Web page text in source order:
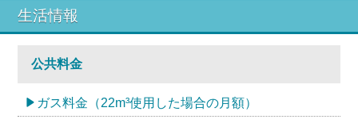
生活情報
公共料金
ガス料金（22m³使用した場合の月額）